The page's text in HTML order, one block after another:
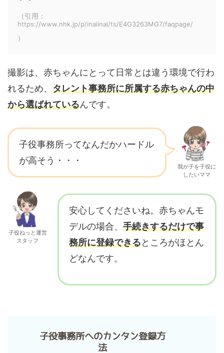
（引用：
https://www.nhk.jp/p/inaiinai/ts/E4G3263MG7/faqpage/
）
撮影は、赤ちゃんにとって日常とは違う環境で行わ
れるため、 タレント事務所に所属する赤ちゃんの中
から選ばれているんです。
子役事務所ってなんだかハードル
が高そう・・・
我が子を子役に
したいママ
子役ねっと運営
スタッフ
安心してくださいね。赤ちゃんモ
デルの場合、 手続きするだけで事
務所に登録できるところがほとん
どなんです。
子役事務所へのカンタン登録方
法